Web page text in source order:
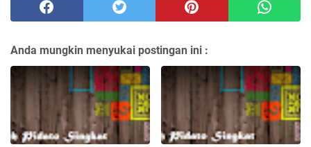
Anda mungkin menyukai postingan ini :